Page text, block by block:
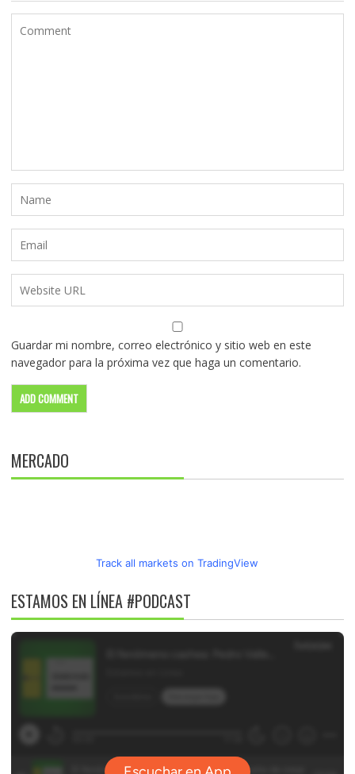
Guardar mi nombre, correo electrónico y sitio web en este
navegador para la próxima vez que haga un comentario.
MERCADO
Track all markets on TradingView
ESTAMOS EN LÍNEA #PODCAST